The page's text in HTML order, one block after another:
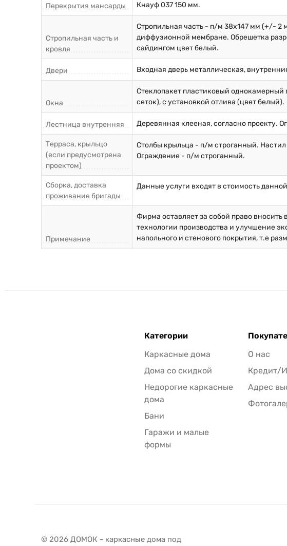
Перекрытия мансарды
Кнауф 037 150 мм.
Стропильная часть и
кровля
Стропильная часть - п/м 38х147 мм (+/-
диффузионной мембране. Обрешетка
сайдингом цвет белый.
Двери Входная дверь металлическая,
Окна
Стеклопакет пластиковый однокамерный
сеток), с установкой отлива (цвет белый).
Лестница внутренняя Деревянная клееная, согласно проекту.
Терраса, крыльцо
(если предусмотрена
проектом)
Столбы крыльца - п/м строганный.
Ограждение - п/м строганный.
Сборка, доставка
проживание бригады
Данные услуги входят в стоимость
Примечание
Фирма оставляет за собой право
технологии производства и улучшение
напольного и стенового покрытия, т.е
Категории
Каркасные дома
Дома со скидкой
Недорогие каркасные
дома
Бани
Гаражи и малые
формы
О нас
Кредит/
Адрес
© 2026 ДОМОК - каркасные дома под